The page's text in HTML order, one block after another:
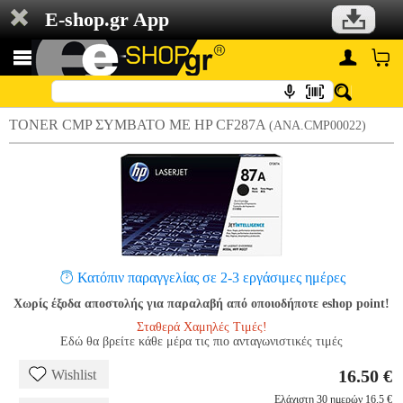
E-shop.gr App
TONER CMP ΣΥΜΒΑΤΟ ΜΕ HP CF287A (ANA.CMP00022)
Κατόπιν παραγγελίας σε 2-3 εργάσιμες ημέρες
Χωρίς έξοδα αποστολής για παραλαβή από οποιοδήποτε eshop point!
Σταθερά Χαμηλές Τιμές!
Εδώ θα βρείτε κάθε μέρα τις πιο ανταγωνιστικές τιμές
Wishlist 16.50 €
Ελάχιστη 30 ημερών 16.5 €